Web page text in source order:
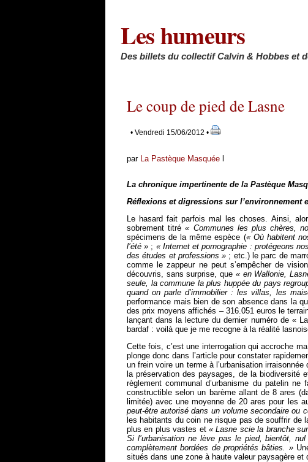
Les humeurs
Des billets du collectif Calvin & Hobbes et
Le coup de pied de Lasne
• Vendredi 15/06/2012 •
par La Pastèque Masquée l
La chronique impertinente de la Pastèque
Réflexions et digressions sur
Le hasard fait parfois mal les choses. Ainsi,
sobrement titré« Communes les plus chères,
spécimens de la même espèce (« Où habitent
l’été » ; « Internet et pornographie : protégeons
des études et professions » ; etc.) le parc de
comme le zappeur ne peut s’empêcher de
découvris, sans surprise, que « en Wallonie,
seule, la commune la plus huppée du pays
quand on parle d’immobilier : les villas, les
performance mais bien de son absence dans la
des prix moyens affichés – 316.051 euros le
lançant dans la lecture du dernier numéro de «
bardaf : voilà que je me recogne à la réalité
Cette fois, c’est une interrogation qui accroche
plonge donc dans l’article pour constater
un frein voire un terme à l’urbanisation irraisonnée
la préservation des paysages, de la biodiversité
règlement communal d’urbanisme du patelin
constructible selon un barème allant de 8 ares
limitée) avec une moyenne de 20 ares pour les
peut-être autorisé dans un volume secondaire ou
les habitants du coin ne risque pas de souffrir
plus en plus vastes et« Lasne scie la branche
Si l’urbanisation ne lève pas le pied, bientôt,
complètement bordées de propriétés bâties. »
situés dans une zone à haute valeur paysagère et